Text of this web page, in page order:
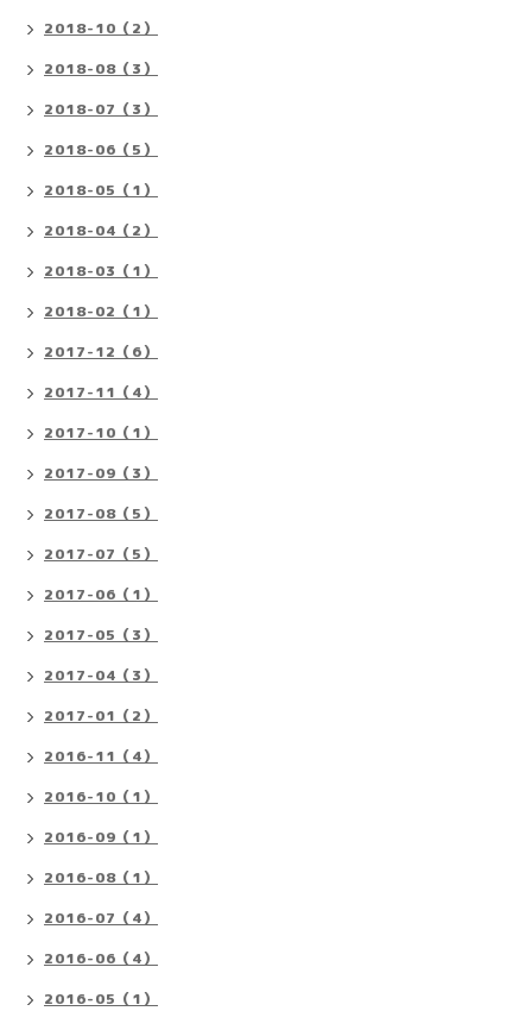
2018-10（2）
2018-08（3）
2018-07（3）
2018-06（5）
2018-05（1）
2018-04（2）
2018-03（1）
2018-02（1）
2017-12（6）
2017-11（4）
2017-10（1）
2017-09（3）
2017-08（5）
2017-07（5）
2017-06（1）
2017-05（3）
2017-04（3）
2017-01（2）
2016-11（4）
2016-10（1）
2016-09（1）
2016-08（1）
2016-07（4）
2016-06（4）
2016-05（1）